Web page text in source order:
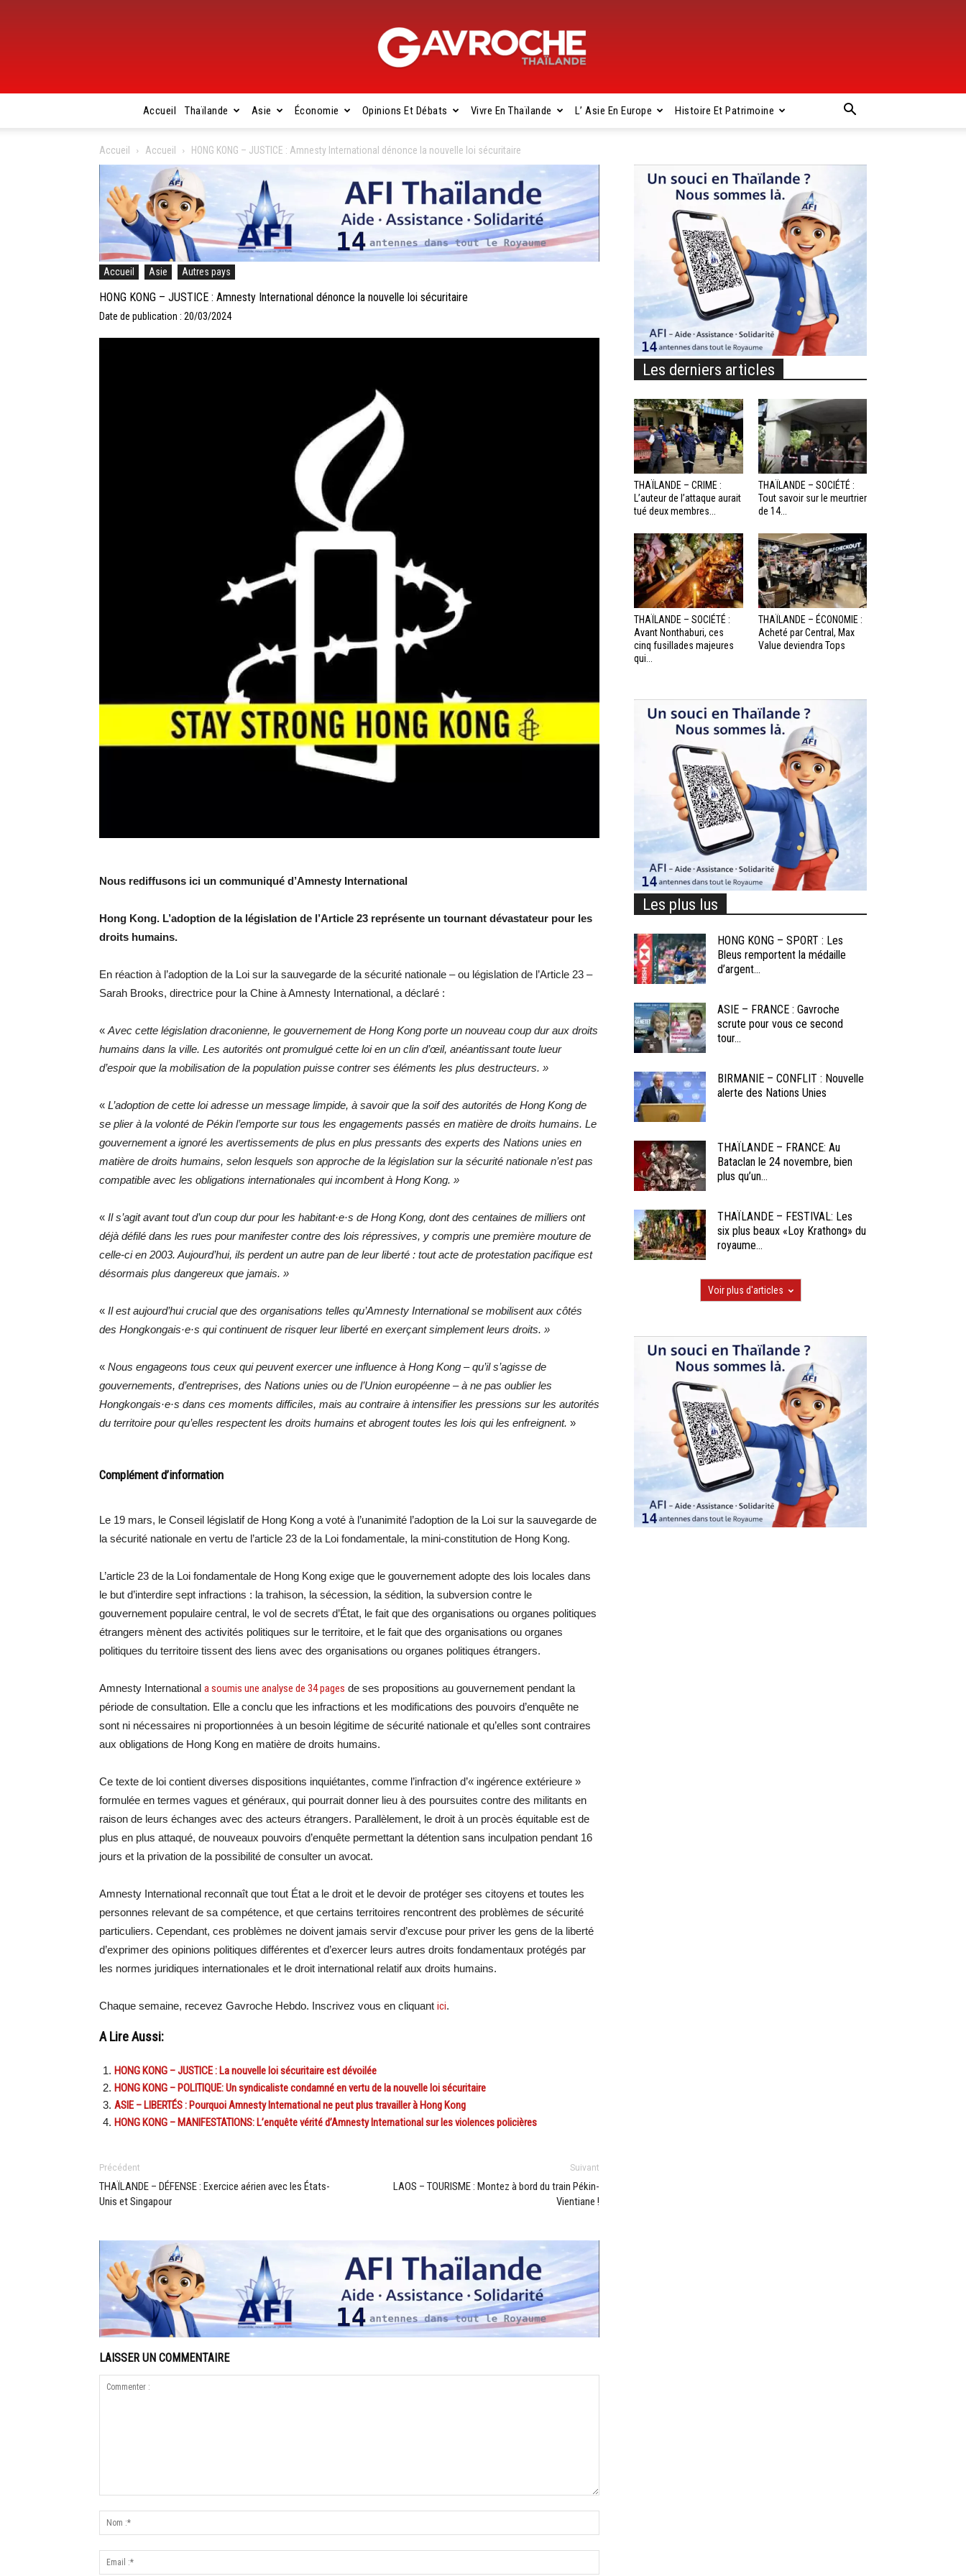
Gavroche
Thaïlande
Accueil Thaïlande Asie Économie Opinions Et Débats Vivre En Thaïlande L’ Asie En Europe Histoire Et Patrimoine
Accueil Accueil HONG KONG – JUSTICE : Amnesty International dénonce la nouvelle loi sécuritaire
Accueil Asie Autres pays
HONG KONG – JUSTICE : Amnesty International dénonce la nouvelle loi sécuritaire
Date de publication : 20/03/2024
Nous rediffusons ici un communiqué d’Amnesty International
Hong Kong. L’adoption de la législation de l’Article 23 représente un tournant dévastateur pour les
droits humains.
En réaction à l’adoption de la Loi sur la sauvegarde de la sécurité nationale – ou législation de l’Article 23 –
Sarah Brooks, directrice pour la Chine à Amnesty International, a déclaré :
« Avec cette législation draconienne, le gouvernement de Hong Kong porte un nouveau coup dur aux droits
humains dans la ville. Les autorités ont promulgué cette loi en un clin d’œil, anéantissant toute lueur
d’espoir que la mobilisation de la population puisse contrer ses éléments les plus destructeurs. »
« L’adoption de cette loi adresse un message limpide, à savoir que la soif des autorités de Hong Kong de
se plier à la volonté de Pékin l’emporte sur tous les engagements passés en matière de droits humains. Le
gouvernement a ignoré les avertissements de plus en plus pressants des experts des Nations unies en
matière de droits humains, selon lesquels son approche de la législation sur la sécurité nationale n’est pas
compatible avec les obligations internationales qui incombent à Hong Kong. »
« Il s’agit avant tout d’un coup dur pour les habitant·e·s de Hong Kong, dont des centaines de milliers ont
déjà défilé dans les rues pour manifester contre des lois répressives, y compris une première mouture de
celle-ci en 2003. Aujourd’hui, ils perdent un autre pan de leur liberté : tout acte de protestation pacifique est
désormais plus dangereux que jamais. »
« Il est aujourd’hui crucial que des organisations telles qu’Amnesty International se mobilisent aux côtés
des Hongkongais·e·s qui continuent de risquer leur liberté en exerçant simplement leurs droits. »
« Nous engageons tous ceux qui peuvent exercer une influence à Hong Kong – qu’il s’agisse de
gouvernements, d’entreprises, des Nations unies ou de l’Union européenne – à ne pas oublier les
Hongkongais·e·s dans ces moments difficiles, mais au contraire à intensifier les pressions sur les autorités
du territoire pour qu’elles respectent les droits humains et abrogent toutes les lois qui les enfreignent. »
Complément d’information
Le 19 mars, le Conseil législatif de Hong Kong a voté à l’unanimité l’adoption de la Loi sur la sauvegarde de
la sécurité nationale en vertu de l’article 23 de la Loi fondamentale, la mini-constitution de Hong Kong.
L’article 23 de la Loi fondamentale de Hong Kong exige que le gouvernement adopte des lois locales dans
le but d’interdire sept infractions : la trahison, la sécession, la sédition, la subversion contre le
gouvernement populaire central, le vol de secrets d’État, le fait que des organisations ou organes politiques
étrangers mènent des activités politiques sur le territoire, et le fait que des organisations ou organes
politiques du territoire tissent des liens avec des organisations ou organes politiques étrangers.
Amnesty International a soumis une analyse de 34 pages de ses propositions au gouvernement pendant la
période de consultation. Elle a conclu que les infractions et les modifications des pouvoirs d’enquête ne
sont ni nécessaires ni proportionnées à un besoin légitime de sécurité nationale et qu’elles sont contraires
aux obligations de Hong Kong en matière de droits humains.
Ce texte de loi contient diverses dispositions inquiétantes, comme l’infraction d’« ingérence extérieure »
formulée en termes vagues et généraux, qui pourrait donner lieu à des poursuites contre des militants en
raison de leurs échanges avec des acteurs étrangers. Parallèlement, le droit à un procès équitable est de
plus en plus attaqué, de nouveaux pouvoirs d’enquête permettant la détention sans inculpation pendant 16
jours et la privation de la possibilité de consulter un avocat.
Amnesty International reconnaît que tout État a le droit et le devoir de protéger ses citoyens et toutes les
personnes relevant de sa compétence, et que certains territoires rencontrent des problèmes de sécurité
particuliers. Cependant, ces problèmes ne doivent jamais servir d’excuse pour priver les gens de la liberté
d’exprimer des opinions politiques différentes et d’exercer leurs autres droits fondamentaux protégés par
les normes juridiques internationales et le droit international relatif aux droits humains.
Chaque semaine, recevez Gavroche Hebdo. Inscrivez vous en cliquant ici.
A Lire Aussi:
HONG KONG – JUSTICE : La nouvelle loi sécuritaire est dévoilée
HONG KONG – POLITIQUE: Un syndicaliste condamné en vertu de la nouvelle loi sécuritaire
ASIE – LIBERTÉS : Pourquoi Amnesty International ne peut plus travailler à Hong Kong
HONG KONG – MANIFESTATIONS: L’enquête vérité d’Amnesty International sur les violences policières
Précédent
THAÏLANDE – DÉFENSE : Exercice aérien avec les États-
Unis et Singapour
Suivant
LAOS – TOURISME : Montez à bord du train Pékin-
Vientiane !
LAISSER UN COMMENTAIRE
Les derniers articles
THAÏLANDE – CRIME :
L’auteur de l’attaque aurait
tué deux membres...
THAÏLANDE – SOCIÉTÉ :
Tout savoir sur le meurtrier
de 14...
THAÏLANDE – SOCIÉTÉ :
Avant Nonthaburi, ces
cinq fusillades majeures
qui...
THAÏLANDE – ÉCONOMIE :
Acheté par Central, Max
Value deviendra Tops
Les plus lus
HONG KONG – SPORT : Les
Bleus remportent la médaille
d’argent...
ASIE – FRANCE : Gavroche
scrute pour vous ce second
tour...
BIRMANIE – CONFLIT : Nouvelle
alerte des Nations Unies
THAÏLANDE – FRANCE: Au
Bataclan le 24 novembre, bien
plus qu’un...
THAÏLANDE – FESTIVAL: Les
six plus beaux «Loy Krathong» du
royaume...
Voir plus d'articles